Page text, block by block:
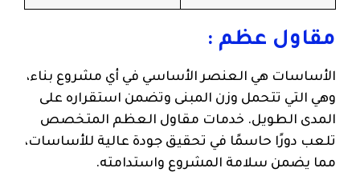
مقاول عظم :
الأساسات هي العنصر الأساسي في أي مشروع بناء،
وهي التي تتحمل وزن المبنى وتضمن استقراره على
المدى الطويل. خدمات مقاول العظم المتخصص
تلعب دورًا حاسمًا في تحقيق جودة عالية للأساسات،
مما يضمن سلامة المشروع واستدامته.